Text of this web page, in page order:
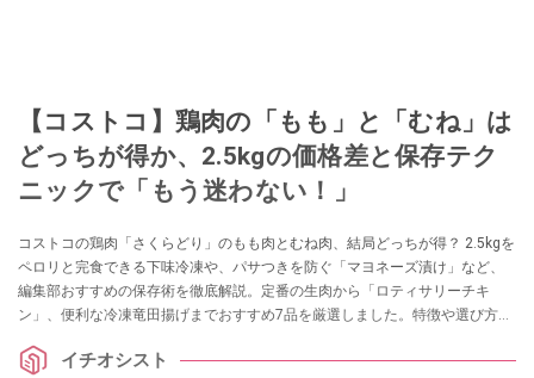
【コストコ】鶏肉の「もも」と「むね」は
どっちが得か、2.5kgの価格差と保存テク
ニックで「もう迷わない！」
コストコの鶏肉「さくらどり」のもも肉とむね肉、結局どっちが得？ 2.5kgを
ペロリと完食できる下味冷凍や、パサつきを防ぐ「マヨネーズ漬け」など、
編集部おすすめの保存術を徹底解説。定番の生肉から「ロティサリーチキ
ン」、便利な冷凍竜田揚げまでおすすめ7品を厳選しました。特徴や選び方の
イチオシスト